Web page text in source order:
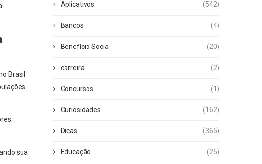
Brasil
sua
Aplicativos (542)
Bancos (4)
Benefício Social (20)
carreira (2)
Concursos (1)
Curiosidades (162)
Dicas (365)
Educação (25)